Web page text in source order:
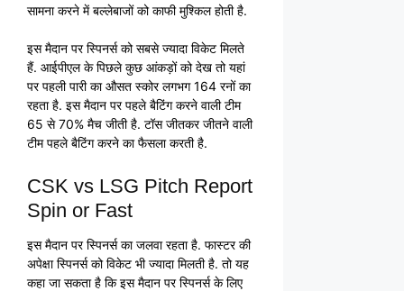
सामना करने में बल्लेबाजों को काफी मुश्किल होती है.
इस मैदान पर स्पिनर्स को सबसे ज्यादा विकेट मिलते
हैं. आईपीएल के पिछले कुछ आंकड़ों को देख तो यहां
पर पहली पारी का औसत स्कोर लगभग 164 रनों का
रहता है. इस मैदान पर पहले बैटिंग करने वाली टीम
65 से 70% मैच जीती है. टॉस जीतकर जीतने वाली
टीम पहले बैटिंग करने का फैसला करती है.
CSK vs LSG Pitch Report
Spin or Fast
इस मैदान पर स्पिनर्स का जलवा रहता है. फास्टर की
अपेक्षा स्पिनर्स को विकेट भी ज्यादा मिलती है. तो यह
कहा जा सकता है कि इस मैदान पर स्पिनर्स के लिए